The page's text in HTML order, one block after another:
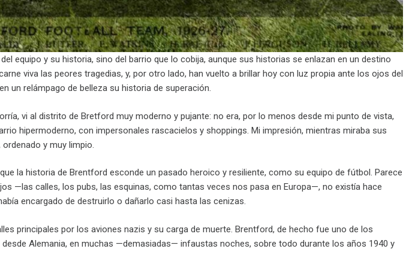
equipo y su historia, sino del barrio que lo cobija, aunque sus historias se enlazan en un destino
viva las peores tragedias, y, por otro lado, han vuelto a brillar hoy con luz propia ante los ojos del
un relámpago de belleza su historia de superación.
vi al distrito de Bretford muy moderno y pujante: no era, por lo menos desde mi punto de vista,
hipermoderno, con impersonales rascacielos y shoppings. Mi impresión, mientras miraba sus
y muy limpio.
la historia de Brentford esconde un pasado heroico y resiliente, como su equipo de fútbol. Parece
—las calles, los pubs, las esquinas, como tantas veces nos pasa en Europa—, no existía hace
encargado de destruirlo o dañarlo casi hasta las cenizas.
principales por los aviones nazis y su carga de muerte. Brentford, de hecho fue uno de los
Alemania, en muchas —demasiadas— infaustas noches, sobre todo durante los años 1940 y